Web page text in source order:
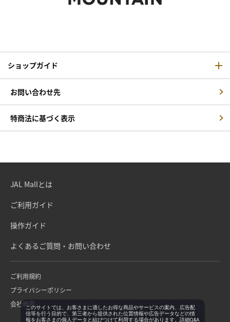
ショップガイド
お問い合わせ先
特商法に基づく表示
JAL Mallとは
ご利用ガイド
操作ガイド
よくあるご質問・お問い合わせ
ご利用規約
プライバシーポリシー
会社概要このサイトでは、お客さまに適したお得な商品やサービスの案内、広告配
信等を行う目的で、第三者から提供された位置情報や広告データなどの情
報をお客さまの個人データと結びつけて利用する場合があります。詳細Q&A